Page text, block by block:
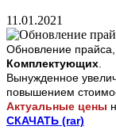
11.01.2021
Обновление
Комплектующих
Вынужденное
повышением
Актуальные цены
СКАЧАТЬ (rar)